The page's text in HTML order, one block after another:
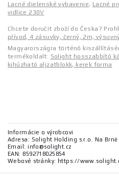
Lacné dielenské vybavenie, Lacné
vidlice 230V
Chcete doručit zboží do Česka?
přívod, 4 zásuvky, černý, 2m,
Magyarországra történő
termékoldalt: Solight hosszabbító
kihúzható aljzatblokk, kerek forma
Informácie o výrobcovi
Adresa: Solight Holding s.r.o. Na Brně
Email: info@solight.cz
EAN: 8592718025854
Webové stránky: https://